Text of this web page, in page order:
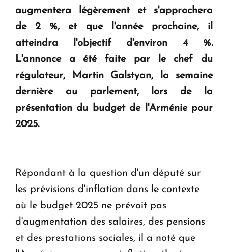
KASA : 30 ans d'audace, de résilience et d'avenir
en Arménie
Le premier hôtel Hyatt Regency d'Arménie
ouvrira ses portes à Dilijan
augmentera légèrement et s'approchera
de 2 %, et que l'année prochaine, il
atteindra l'objectif d'environ 4 %.
L'annonce a été faite par le chef du
régulateur, Martin Galstyan, la semaine
dernière au parlement, lors de la
présentation du budget de l'Arménie pour
2025.
Répondant à la question d'un député sur
les prévisions d'inflation dans le contexte
où le budget 2025 ne prévoit pas
d'augmentation des salaires, des pensions
et des prestations sociales, il a noté que